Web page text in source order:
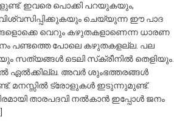
ഇവരെ പൊക്കി പറയുകയും,
ചെയ്യുന്ന ഈ പാദ
വെറും കഴുതകളാണെന്ന ധാരണ
പണ്ടത്തെ പോലെ കഴുതകളല്ല. പല
സത്യങ്ങൾ ടെലി സ്‌ക്രീനിൽ തെളിയും.
ഏൽക്കില്ല. അവർ ശുംഭത്തരങ്ങൾ
മനസ്സിൽ ട്രോളുകൾ ഇടുന്നുമുണ്ട്.
താരപദവി നൽകാൻ ഇപ്പോൾ ജനം